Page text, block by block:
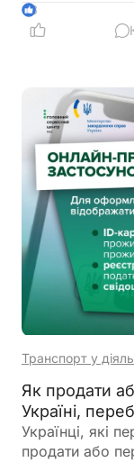
заборону
автомобілях
3
Транспорт у
Як продати
Україні,
Українці, які
продати або